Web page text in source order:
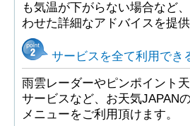
も気温が下がらない場合など
わせた詳細なアドバイスを提供
サービスを全て利用でき
雨雲レーダーやピンポイント
サービスなど、お天気JAPAN
メニューをご利用頂けます。